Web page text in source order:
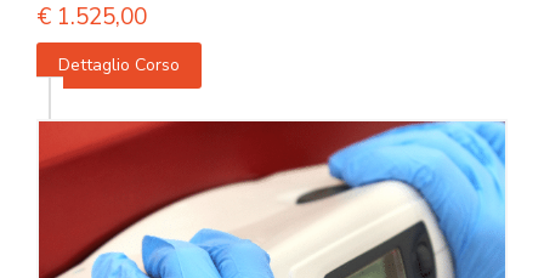
€ 1.525,00
Dettaglio Corso